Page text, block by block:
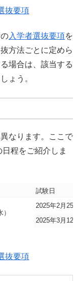
抜要項
入学者選抜要項を
方法ごとに定めら
場合は、該当する
ょう。
なります。ここで
程をご紹介しま
試験日
2025年2月25
2025年3月12
抜要項